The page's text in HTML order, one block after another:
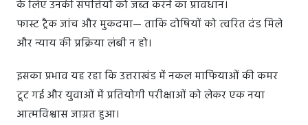
के लिए उनकी संपत्तियों को जब्त करने का प्रावधान।
फास्ट ट्रैक जांच और मुकदमा— ताकि दोषियों को त्वरित दंड मिले
और न्याय की प्रक्रिया लंबी न हो।
इसका प्रभाव यह रहा कि उत्तराखंड में नकल माफियाओं की कमर
टूट गई और युवाओं में प्रतियोगी परीक्षाओं को लेकर एक नया
आत्मविश्वास जाग्रत हुआ।